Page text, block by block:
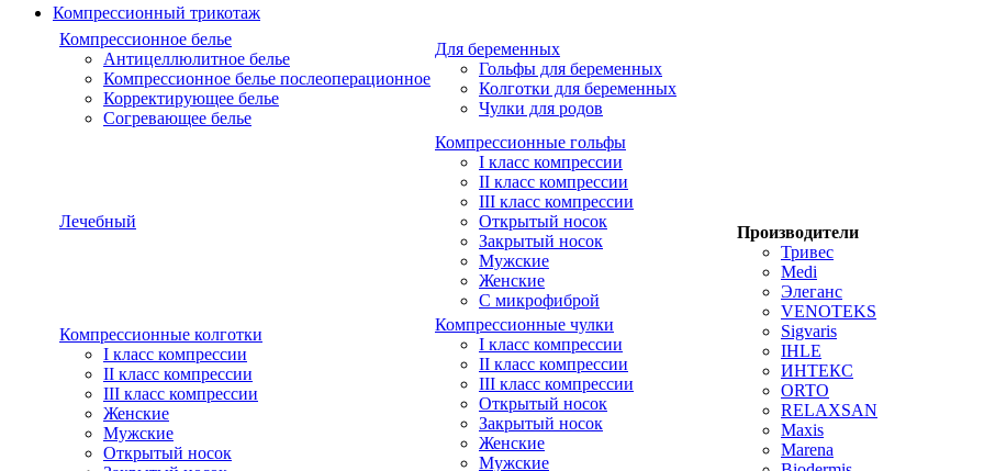
Компрессионный трикотаж
Компрессионное белье
Антицеллюлитное белье
Компрессионное белье послеоперационное
Корректирующее белье
Согревающее белье
Для беременных
Гольфы для беременных
Колготки для беременных
Чулки для родов
Лечебный
Компрессионные гольфы
I класс компрессии
II класс компрессии
III класс компрессии
Открытый носок
Закрытый носок
Мужские
Женские
С микрофиброй
Компрессионные колготки
I класс компрессии
II класс компрессии
III класс компрессии
Женские
Мужские
Открытый носок
Компрессионные чулки
I класс компрессии
II класс компрессии
III класс компрессии
Открытый носок
Закрытый носок
Женские
Мужские
Производители
Тривес
Medi
Элеганс
VENOTEKS
Sigvaris
IHLE
ИНТЕКС
ORTO
RELAXSAN
Maxis
Marena